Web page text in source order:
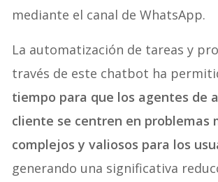
mediante el canal de WhatsApp.
La automatización de tareas y
través de este chatbot ha
tiempo para que los agentes de
cliente se centren en problemas
complejos y valiosos para los
generando una significativa